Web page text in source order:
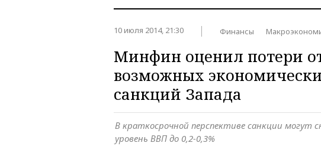
10 июля 2014, 21:30 Финансы
Минфин оценил потери
возможных
санкций Запада
В краткосрочной перспективе санкции могут
уровень ВВП до 0,2-0,3%